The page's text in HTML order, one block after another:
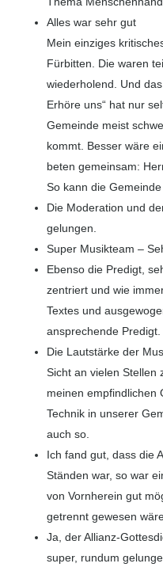
Alles war sehr gut
Mein einziges
Fürbitten. Die waren
wiederholend. Und
Erhöre uns“ hat nur
Gemeinde meist
kommt. Besser wäre
beten gemeinsam:
So kann die
Die Moderation und
gelungen.
Super Musikteam –
Ebenso die Predigt,
zentriert und wie
Textes und
ansprechende Predigt.
Die Lautstärke der
Sicht an vielen Stellen
meinen empfindlichen
Technik in unserer
auch so.
Ich fand gut, dass die
Ständen war, so war
von Vornherein gut
getrennt gewesen
Ja, der Allianz-
super, rundum